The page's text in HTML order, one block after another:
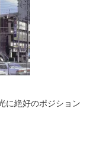
に絶好のポジション